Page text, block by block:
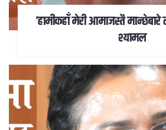
‘हामीकहाँ मेरी आमाजस्तै
श्यामल